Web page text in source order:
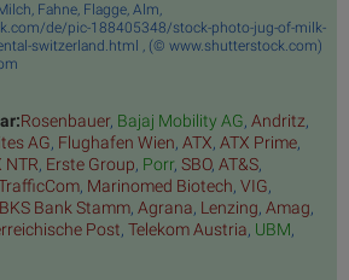
Fahne, Flagge, Alm,
de/pic-188405348/stock-photo-jug-of-milk-
switzerland.html , (© www.shutterstock.com)
Rosenbauer, Bajaj Mobility AG, Andritz,
AG, Flughafen Wien, ATX, ATX Prime,
NTR, Erste Group, Porr, SBO, AT&S,
, Marinomed Biotech, VIG,
BKS Bank Stamm, Agrana, Lenzing, Amag,
Post, Telekom Austria, UBM,